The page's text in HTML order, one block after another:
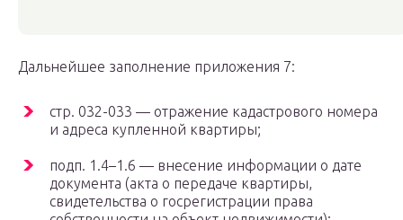
Дальнейшее заполнение приложения 7:
стр. 032-033 — отражение кадастрового номера
и адреса купленной квартиры;
подп. 1.4–1.6 — внесение информации о дате
документа (акта о передаче квартиры,
свидетельства о госрегистрации права